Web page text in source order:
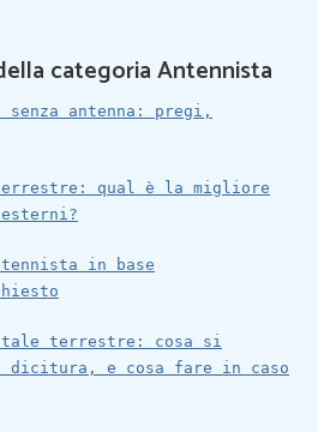
categoria Antennista
antenna: pregi,
qual è la migliore
in base
terrestre: cosa si
dicitura, e cosa fare in caso